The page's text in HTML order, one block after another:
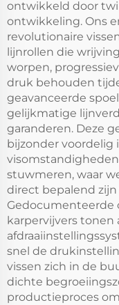
ontwikkeld door
ontwikkeling. Ons
revolutionaire
lijnrollen die
worpen,
druk behouden
geavanceerde
gelijkmatige
garanderen. Deze
bijzonder voordelig
stuwmeren, waar
direct bepalend
Gedocumenteerde
karpervijvers tonen
snel de
vissen zich in de
dichte
productieproces